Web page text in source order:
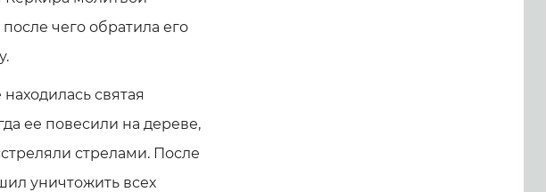
чего обратила его
святая
ее повесили на дереве,
стрелами. После
уничтожить всех